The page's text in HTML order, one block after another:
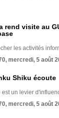
rend visite au
les activités
mercredi, 5 août
Shiku écoute
un levier
mercredi, 5 août